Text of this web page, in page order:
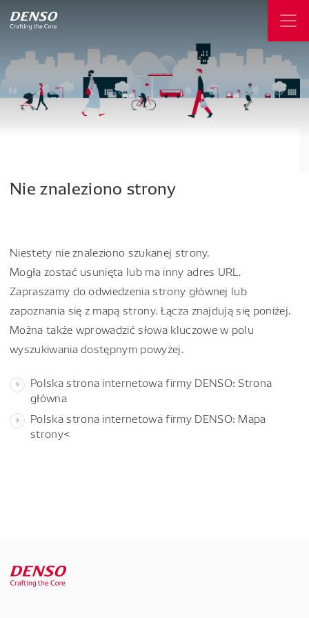
Nie znaleziono strony
Niestety nie znaleziono szukanej strony.
Mogła zostać usunięta lub ma inny adres URL.
Zapraszamy do odwiedzenia strony głównej lub
zapoznania się z mapą strony. Łącza znajdują się poniżej.
Można także wprowadzić słowa kluczowe w polu
wyszukiwania dostępnym powyżej.
Polska strona internetowa firmy DENSO: Strona
główna
Polska strona internetowa firmy DENSO: Mapa
strony<